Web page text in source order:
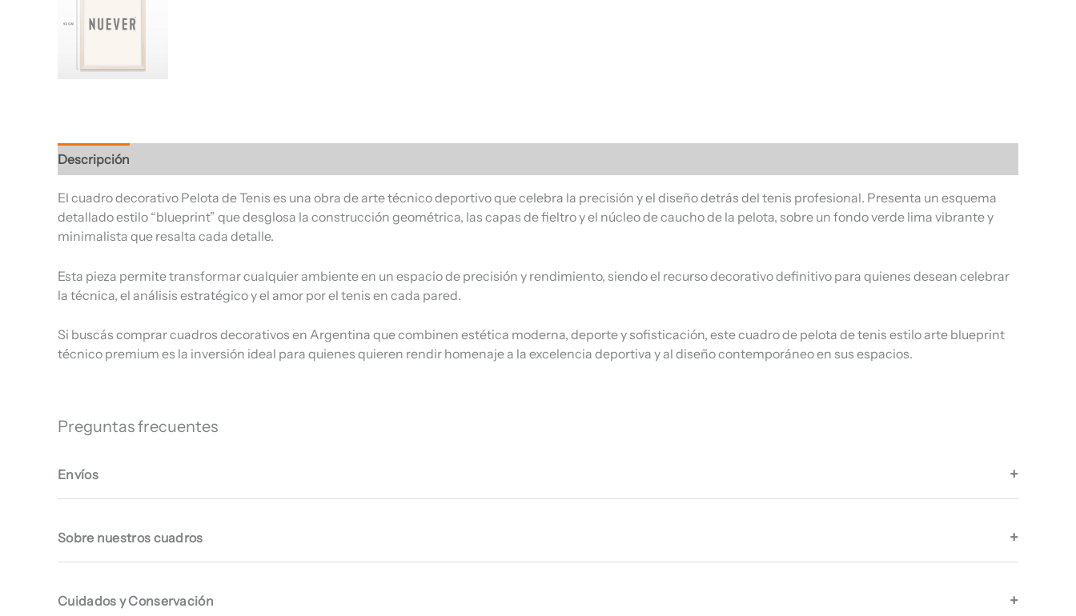
Descripción
El cuadro decorativo Pelota de Tenis es una obra de arte técnico deportivo que celebra la precisión y el diseño detrás del tenis profesional. Presenta un esquema
detallado estilo “blueprint” que desglosa la construcción geométrica, las capas de fieltro y el núcleo de caucho de la pelota, sobre un fondo verde lima vibrante y
minimalista que resalta cada detalle.
Esta pieza permite transformar cualquier ambiente en un espacio de precisión y rendimiento, siendo el recurso decorativo definitivo para quienes desean celebrar
la técnica, el análisis estratégico y el amor por el tenis en cada pared.
Si buscás comprar cuadros decorativos en Argentina que combinen estética moderna, deporte y sofisticación, este cuadro de pelota de tenis estilo arte blueprint
técnico premium es la inversión ideal para quienes quieren rendir homenaje a la excelencia deportiva y al diseño contemporáneo en sus espacios.
Preguntas frecuentes
Envíos
Sobre nuestros cuadros
Cuidados y Conservación